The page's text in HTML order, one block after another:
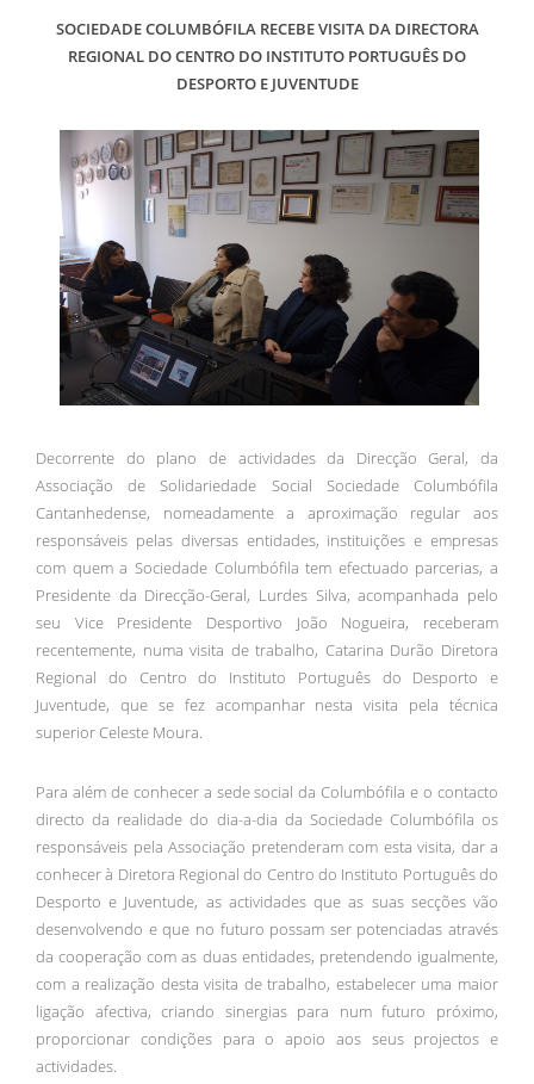
SOCIEDADE COLUMBÓFILA RECEBE VISITA DA DIRECTORA
REGIONAL DO CENTRO DO INSTITUTO PORTUGUÊS DO
DESPORTO E JUVENTUDE
Decorrente do plano de actividades da Direcção Geral, da
Associação de Solidariedade Social Sociedade Columbófila
Cantanhedense, nomeadamente a aproximação regular aos
responsáveis pelas diversas entidades, instituições e empresas
com quem a Sociedade Columbófila tem efectuado parcerias, a
Presidente da Direcção-Geral, Lurdes Silva, acompanhada pelo
seu Vice Presidente Desportivo João Nogueira, receberam
recentemente, numa visita de trabalho, Catarina Durão Diretora
Regional do Centro do Instituto Português do Desporto e
Juventude, que se fez acompanhar nesta visita pela técnica
superior Celeste Moura.
Para além de conhecer a sede social da Columbófila e o contacto
directo da realidade do dia-a-dia da Sociedade Columbófila os
responsáveis pela Associação pretenderam com esta visita, dar a
conhecer à Diretora Regional do Centro do Instituto Português do
Desporto e Juventude, as actividades que as suas secções vão
desenvolvendo e que no futuro possam ser potenciadas através
da cooperação com as duas entidades, pretendendo igualmente,
com a realização desta visita de trabalho, estabelecer uma maior
ligação afectiva, criando sinergias para num futuro próximo,
proporcionar condições para o apoio aos seus projectos e
actividades.